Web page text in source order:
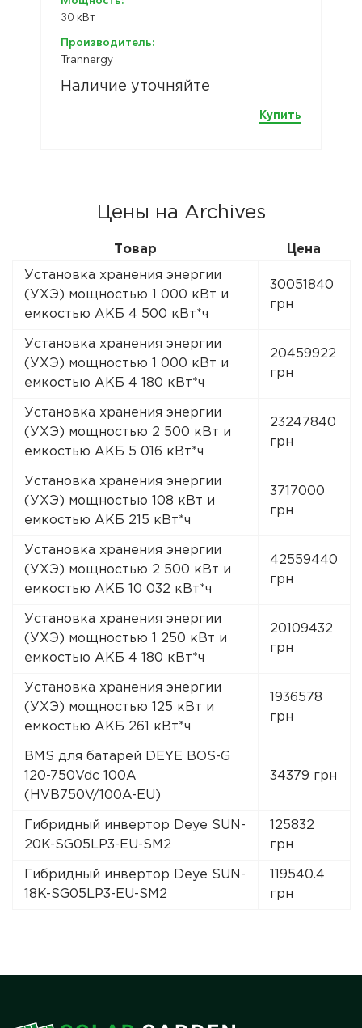
30 кВт
Производитель:
Trannergy
Наличие уточняйте
Купить
Цены на Archives
Товар Цена
Установка хранения энергии
(УХЭ) мощностью 1 000 кВт и
емкостью АКБ 4 500 кВт*ч
30051840
грн
Установка хранения энергии
(УХЭ) мощностью 1 000 кВт и
емкостью АКБ 4 180 кВт*ч
20459922
грн
Установка хранения энергии
(УХЭ) мощностью 2 500 кВт и
емкостью АКБ 5 016 кВт*ч
23247840
грн
Установка хранения энергии
(УХЭ) мощностью 108 кВт и
емкостью АКБ 215 кВт*ч
3717000
грн
Установка хранения энергии
(УХЭ) мощностью 2 500 кВт и
емкостью АКБ 10 032 кВт*ч
42559440
грн
Установка хранения энергии
(УХЭ) мощностью 1 250 кВт и
емкостью АКБ 4 180 кВт*ч
20109432
грн
Установка хранения энергии
(УХЭ) мощностью 125 кВт и
емкостью АКБ 261 кВт*ч
1936578
грн
BMS для батарей DEYE BOS-G
120-750Vdc 100A
(HVB750V/100A-EU)
34379 грн
Гибридный инвертор Deye SUN-
20K-SG05LP3-EU-SM2
125832
грн
Гибридный инвертор Deye SUN-
18K-SG05LP3-EU-SM2
119540.4
грн